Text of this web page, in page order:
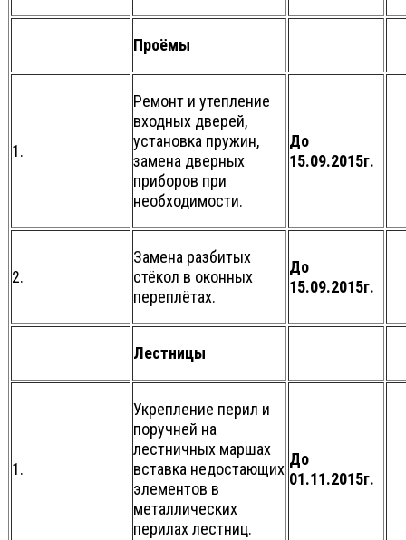
Проёмы
1.
Ремонт и утепление
входных дверей,
установка пружин,
замена дверных
приборов при
необходимости.
До
15.09.2015г.
2.
Замена разбитых
стёкол в оконных
переплётах.
До
15.09.2015г.
Лестницы
1.
Укрепление перил и
поручней на
лестничных маршах
вставка недостающих
элементов в
металлических
перилах лестниц.
До
01.11.2015г.